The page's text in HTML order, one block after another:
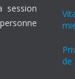
session
de